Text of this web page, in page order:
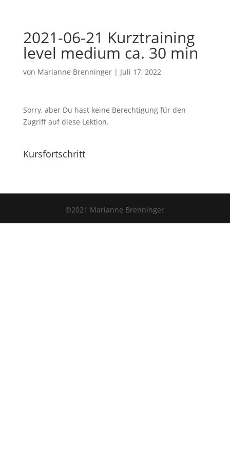
2021-06-21 Kurztraining
level medium ca. 30 min
von Marianne Brenninger| Juli 17, 2022
Sorry, aber Du hast keine Berechtigung für den
Zugriff auf diese Lektion.
Kursfortschritt
©2021 Marianne Brenninger